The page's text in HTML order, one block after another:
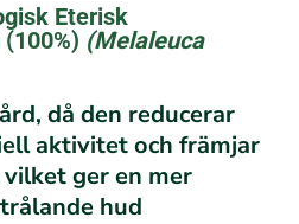
Eterisk
(Melaleuca
då den reducerar
aktivitet och främjar
ger en mer
hud